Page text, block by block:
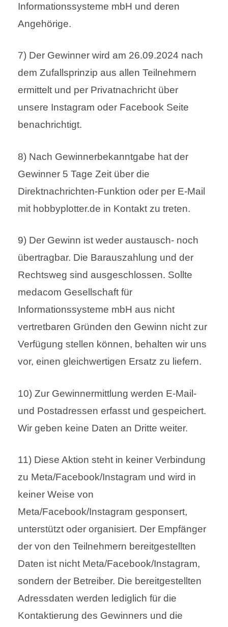
Informationssysteme mbH und deren
Angehörige.
7) Der Gewinner wird am 26.09.2024 nach
dem Zufallsprinzip aus allen Teilnehmern
ermittelt und per Privatnachricht über
unsere Instagram oder Facebook Seite
benachrichtigt.
8) Nach Gewinnerbekanntgabe hat der
Gewinner 5 Tage Zeit über die
Direktnachrichten-Funktion oder per E-Mail
mit hobbyplotter.de in Kontakt zu treten.
9) Der Gewinn ist weder austausch- noch
übertragbar. Die Barauszahlung und der
Rechtsweg sind ausgeschlossen. Sollte
medacom Gesellschaft für
Informationssysteme mbH aus nicht
vertretbaren Gründen den Gewinn nicht zur
Verfügung stellen können, behalten wir uns
vor, einen gleichwertigen Ersatz zu liefern.
10) Zur Gewinnermittlung werden E-Mail-
und Postadressen erfasst und gespeichert.
Wir geben keine Daten an Dritte weiter.
11) Diese Aktion steht in keiner Verbindung
zu Meta/Facebook/Instagram und wird in
keiner Weise von
Meta/Facebook/Instagram gesponsert,
unterstützt oder organisiert. Der Empfänger
der von den Teilnehmern bereitgestellten
Daten ist nicht Meta/Facebook/Instagram,
sondern der Betreiber. Die bereitgestellten
Adressdaten werden lediglich für die
Kontaktierung des Gewinners und die